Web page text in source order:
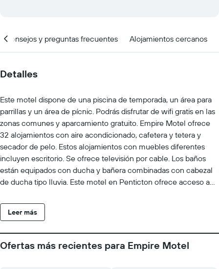
Consejos y preguntas frecuentes Alojamientos cercanos
Detalles
Este motel dispone de una piscina de temporada, un área para
parrillas y un área de pícnic. Podrás disfrutar de wifi gratis en las
zonas comunes y aparcamiento gratuito. Empire Motel ofrece
32 alojamientos con aire acondicionado, cafetera y tetera y
secador de pelo. Estos alojamientos con muebles diferentes
incluyen escritorio. Se ofrece televisión por cable. Los baños
están equipados con ducha y bañera combinadas con cabezal
de ducha tipo lluvia. Este motel en Penticton ofrece acceso a
Los servicios de ocio y esparcimiento en este motel incluyen
piscina al aire libre de temporada. Se pueden practicar las
en las instalaciones o cerca del alojamiento (es posible que se
Leer más
Ofertas más recientes para Empire Motel